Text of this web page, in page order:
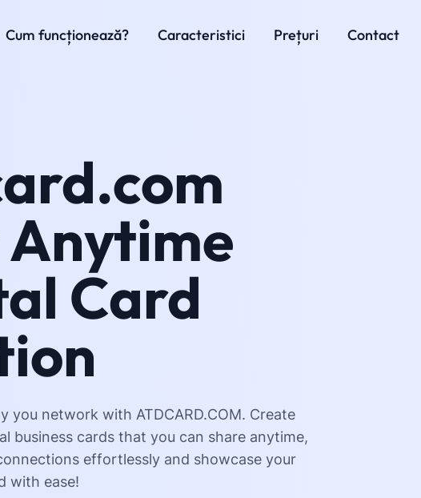
Cum funcționează? Caracteristici Prețuri Contact
Anytime
Card
you network with ATDCARD.COM. Create
business cards that you can share anytime,
effortlessly and showcase your
with ease!